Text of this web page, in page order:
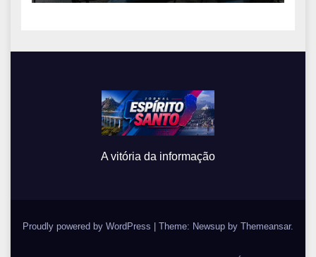
A vitória da informação
Proudly powered by WordPress | Theme: Newsup by Themeansar.